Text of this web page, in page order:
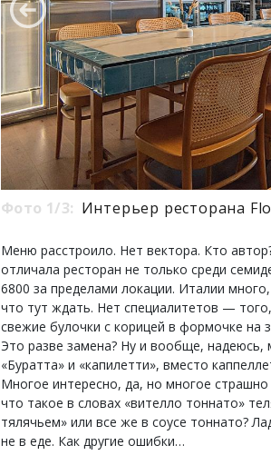
Фото 1/3: Интерьер ресторана
Меню расстроило. Нет вектора. Кто
отличала ресторан не только среди
6800 за пределами локации. Италии
что тут ждать. Нет специалитетов —
свежие булочки с корицей в формочке на
Это разве замена? Ну и вообще, надеюсь,
«Буратта» и «капилетти», вместо
Многое интересно, да, но многое
что такое в словах «вителло тоннато»
тялячьем» или все же в соусе тоннато?
не в еде. Как другие ошибки…